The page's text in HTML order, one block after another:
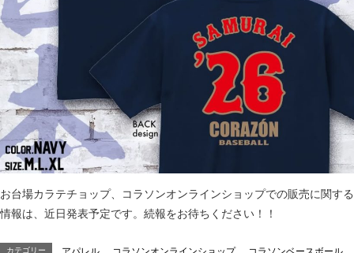
お台場カラテチョップ、コラソンオンラインショップでの販売に関する
情報は、近日発表予定です。続報をお待ちください！！
カテゴリー